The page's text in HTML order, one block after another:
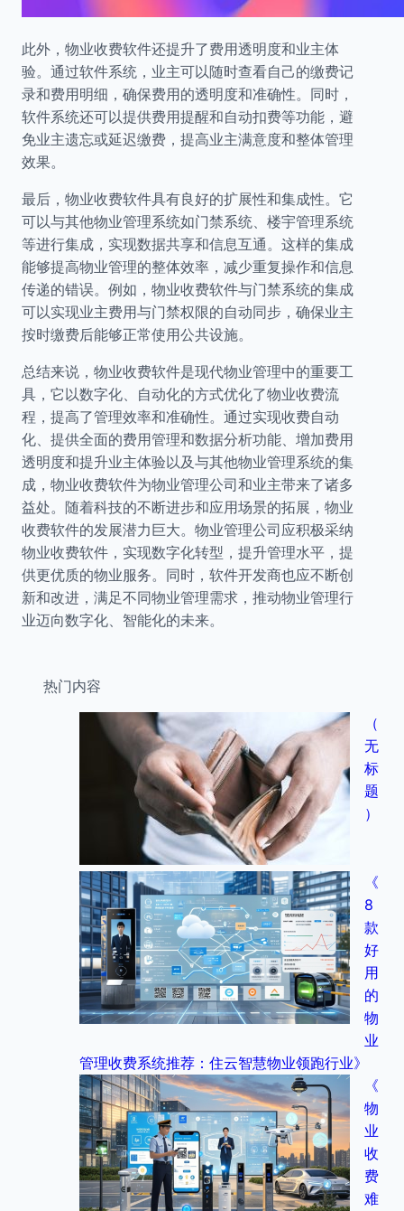
此外，物业收费软件还提升了费用透明度和业主体
验。通过软件系统，业主可以随时查看自己的缴费记
录和费用明细，确保费用的透明度和准确性。同时，
软件系统还可以提供费用提醒和自动扣费等功能，避
免业主遗忘或延迟缴费，提高业主满意度和整体管理
效果。
最后，物业收费软件具有良好的扩展性和集成性。它
可以与其他物业管理系统如门禁系统、楼宇管理系统
等进行集成，实现数据共享和信息互通。这样的集成
能够提高物业管理的整体效率，减少重复操作和信息
传递的错误。例如，物业收费软件与门禁系统的集成
可以实现业主费用与门禁权限的自动同步，确保业主
按时缴费后能够正常使用公共设施。
总结来说，物业收费软件是现代物业管理中的重要工
具，它以数字化、自动化的方式优化了物业收费流
程，提高了管理效率和准确性。通过实现收费自动
化、提供全面的费用管理和数据分析功能、增加费用
透明度和提升业主体验以及与其他物业管理系统的集
成，物业收费软件为物业管理公司和业主带来了诸多
益处。随着科技的不断进步和应用场景的拓展，物业
收费软件的发展潜力巨大。物业管理公司应积极采纳
物业收费软件，实现数字化转型，提升管理水平，提
供更优质的物业服务。同时，软件开发商也应不断创
新和改进，满足不同物业管理需求，推动物业管理行
业迈向数字化、智能化的未来。
热门内容
（
无
标
题
）
《
8
款
好
用
的
物
业
管理收费系统推荐：住云智慧物业领跑行业》
《
物
业
收
费
难